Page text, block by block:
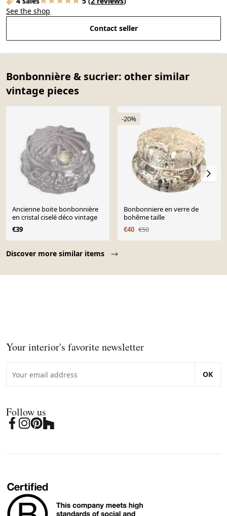
See the shop
Contact seller
Bonbonnière & sucrier: other similar
vintage pieces
Discover more similar items
Ancienne boite bonbonnière
en cristal ciselé déco vintage
€39
-20%
Bonbonniere en verre de
bohême taille
€40 €50
Your interior's favorite newsletter
OK
Follow us